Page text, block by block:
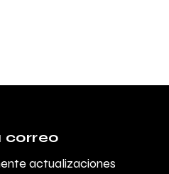
correo
actualizaciones